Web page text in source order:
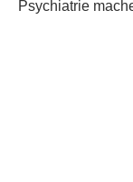
Psychiatrie